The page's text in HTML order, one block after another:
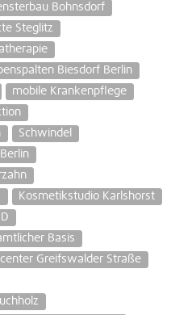
Bohnsdorf
Steglitz
Biesdorf Berlin
mobile Krankenpflege
Schwindel
Kosmetikstudio Karlshorst
Basis
Greifswalder Straße